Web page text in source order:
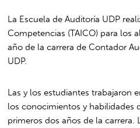
La Escuela de Auditoría UDP
Competencias (TAICO) para los
año de la carrera de Contador
UDP.
Las y los estudiantes trabajaron
los conocimientos y habilidades
primeros dos años de la carrera.